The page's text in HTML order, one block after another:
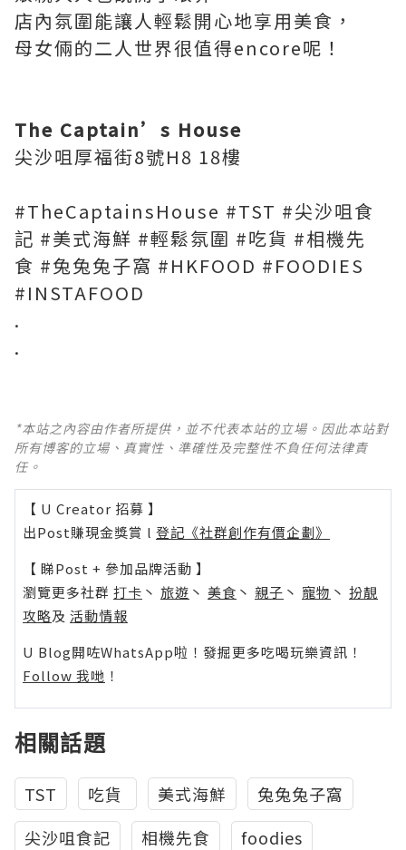
店內氛圍能讓人輕鬆開心地享用美食，
母女倆的二人世界很值得encore呢！
The Captain’s House
尖沙咀厚福街8號H8 18樓
#TheCaptainsHouse #TST #尖沙咀食
記 #美式海鮮 #輕鬆氛圍 #吃貨 #相機先
食 #兔兔兔子窩 #HKFOOD #FOODIES
#INSTAFOOD
.
.
*本站之內容由作者所提供，並不代表本站的立場。因此本站對
所有博客的立場、真實性、準確性及完整性不負任何法律責
任。
【 U Creator 招募 】
出Post賺現金獎賞 l 登記《社群創作有價企劃》
【 睇Post + 參加品牌活動 】
瀏覽更多社群 打卡 丶 旅遊 丶 美食 丶 親子 丶 寵物 丶 扮靚
攻略及 活動情報
U Blog開咗WhatsApp啦！發掘更多吃喝玩樂資訊！
Follow 我哋 ！
相關話題
TST 吃貨‬ ‪ 美式海鮮
兔兔兔子窩
尖沙咀食記
相機先食
foodies